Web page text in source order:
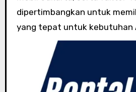
dipertimbangkan untuk
yang tepat untuk kebutuhan